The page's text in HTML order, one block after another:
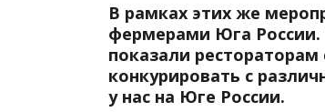
В рамках этих же
фермерами Юга России.
показали
конкурировать с
у нас на Юге России.